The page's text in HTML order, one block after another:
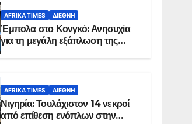
AFRIKA TIMES ΔΙΕΘΝΉ
Έμπολα στο Κονγκό: Ανησυχία
για τη μεγάλη εξάπλωση της
AFRIKA TIMES ΔΙΕΘΝΉ
Νιγηρία: Τουλάχιστον 14 νεκροί
από επίθεση ενόπλων στην